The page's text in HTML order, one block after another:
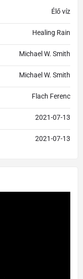
Élő víz
Healing Rain
Michael W. Smith
Michael W. Smith
Flach Ferenc
2021-07-13
2021-07-13